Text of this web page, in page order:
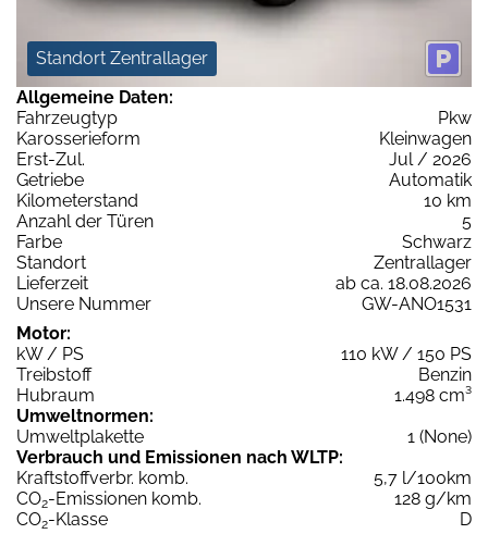
Standort Zentrallager
Allgemeine Daten:
Fahrzeugtyp
Pkw
Karosserieform
Kleinwagen
Erst-Zul.
Jul / 2026
Getriebe
Automatik
Kilometerstand
10 km
Anzahl der Türen
5
Farbe
Schwarz
Standort
Zentrallager
Lieferzeit
ab ca. 18.08.2026
Unsere Nummer
GW-ANO1531
Motor:
kW / PS
110 kW / 150 PS
Treibstoff
Benzin
Hubraum
1.498 cm³
Umweltnormen:
Umweltplakette
1 (None)
Verbrauch und Emissionen nach WLTP:
Kraftstoffverbr. komb.
5,7 l/100km
CO2-Emissionen komb.
128 g/km
CO2-Klasse
D